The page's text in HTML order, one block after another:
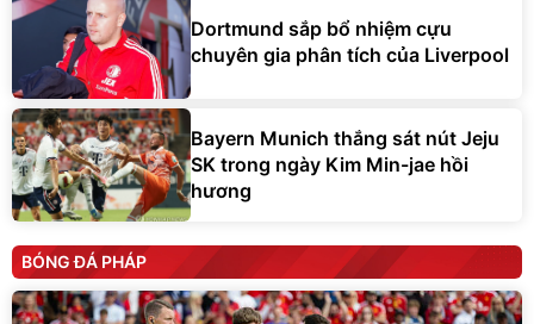
Dortmund sắp bổ nhiệm cựu
chuyên gia phân tích của Liverpool
Bayern Munich thắng sát nút Jeju
SK trong ngày Kim Min-jae hồi
hương
BÓNG ĐÁ PHÁP